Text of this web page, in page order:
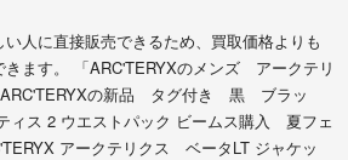
人に直接販売できるため、買取価格よりも
きます。 「ARC'TERYXのメンズ アークテリ
の新品 タグ付き 黒 ブラッ
ス 2 ウエストパック ビームス購入 夏フェ
アークテリクス ベータLT ジャケッ